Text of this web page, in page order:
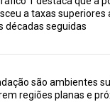
a taxas superiores
décadas seguidas
são ambientes
regiões planas e